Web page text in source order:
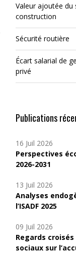
Valeur ajoutée du
construction
Sécurité routière
Écart salarial de
privé
Publications
16 Juil 2026
Perspectives
2026-2031
13 Juil 2026
Analyses
l’ISADF 2025
09 Juil 2026
Regards
sociaux sur